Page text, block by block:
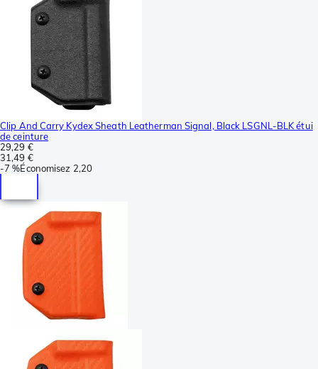
Clip And Carry Kydex Sheath Leatherman Signal, Black LSGNL-BLK étui
de ceinture
29,29 €
31,49 €
-7 %Économisez 2,20